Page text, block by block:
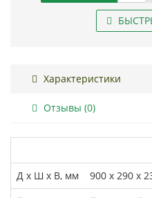
Характеристики
Отзывы (0)
Д x Ш x В, мм
900 х 290 х